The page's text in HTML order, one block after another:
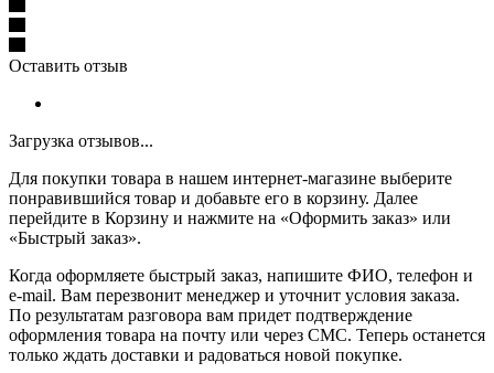
Оставить отзыв
Загрузка отзывов...
Для покупки товара в нашем интернет-магазине выберите
понравившийся товар и добавьте его в корзину. Далее
перейдите в Корзину и нажмите на «Оформить заказ» или
«Быстрый заказ».
Когда оформляете быстрый заказ, напишите ФИО, телефон и
e-mail. Вам перезвонит менеджер и уточнит условия заказа.
По результатам разговора вам придет подтверждение
оформления товара на почту или через СМС. Теперь останется
только ждать доставки и радоваться новой покупке.